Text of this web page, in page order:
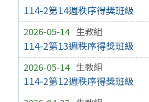
114-2第14週秩序得獎班級
2026-05-14 生教組
114-2第13週秩序得獎班級
2026-05-14 生教組
114-2第12週秩序得獎班級